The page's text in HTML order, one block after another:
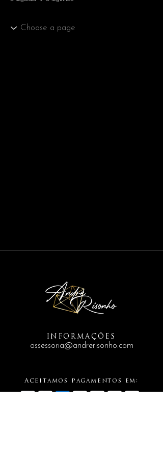
assessoria@andrerisonho.com
INFORMAÇÕES
Aceitamos pagamentos em: